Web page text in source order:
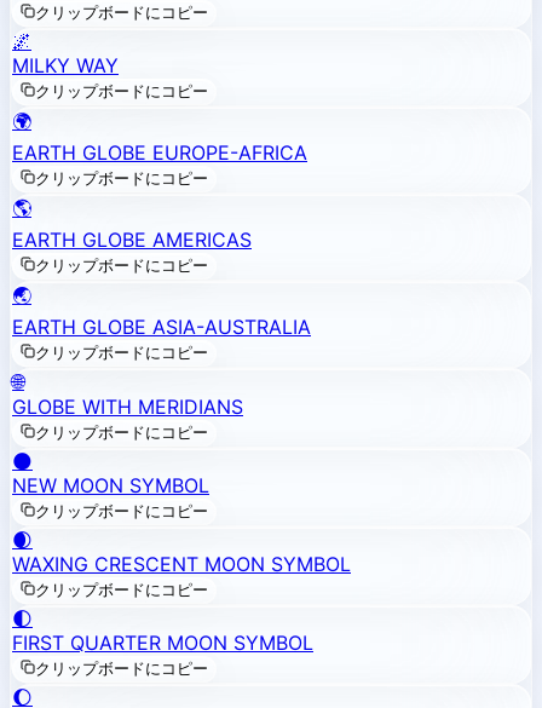
クリップボードにコピー
🌌
MILKY WAY
クリップボードにコピー
🌍
EARTH GLOBE EUROPE-AFRICA
クリップボードにコピー
🌎
EARTH GLOBE AMERICAS
クリップボードにコピー
🌏
EARTH GLOBE ASIA-AUSTRALIA
クリップボードにコピー
🌐
GLOBE WITH MERIDIANS
クリップボードにコピー
🌑
NEW MOON SYMBOL
クリップボードにコピー
🌒
WAXING CRESCENT MOON SYMBOL
クリップボードにコピー
🌓
FIRST QUARTER MOON SYMBOL
クリップボードにコピー
🌔